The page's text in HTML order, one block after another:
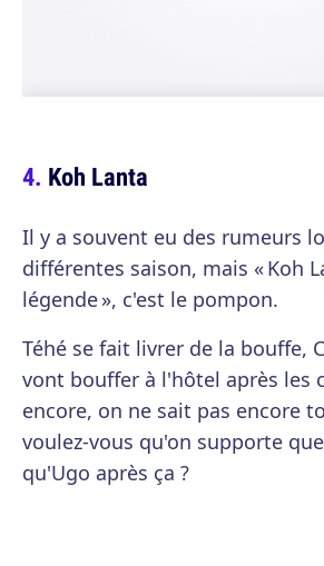
Koh Lanta
Il y a souvent eu des rumeurs
différentes saison, mais « Koh
légende », c'est le pompon.
Téhé se fait livrer de la bouffe,
vont bouffer à l'hôtel après les
encore, on ne sait pas encore
voulez-vous qu'on supporte
qu'Ugo après ça ?